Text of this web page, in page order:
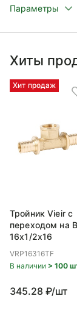
Параметры
Хиты
Хит продаж
Тройник Vieir с
переходом на
16x1/2x16
VRP16316TF
В наличии > 100
345.28 ₽/шт